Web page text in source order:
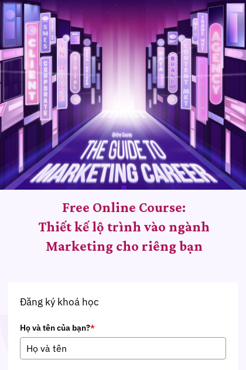
Đăng ký khoá học
Họ và tên của bạn?*
Free Online Course:
Thiết kế lộ trình vào ngành
Marketing cho riêng bạn